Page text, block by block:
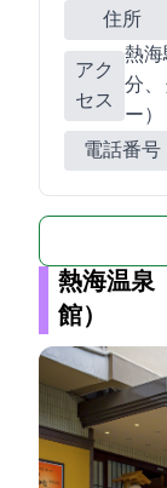
住所
アク
セス
熱海
分
ー）
電話番号
熱海温
館）